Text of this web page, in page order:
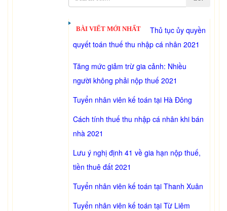
BÀI VIẾT MỚI NHẤT
Thủ tục ủy quyền
quyết toán thuế thu nhập cá nhân 2021
Tăng mức giảm trừ gia cảnh: Nhiều
người không phải nộp thuế 2021
Tuyển nhân viên kế toán tại Hà Đông
Cách tính thuế thu nhập cá nhân khi bán
nhà 2021
Lưu ý nghị định 41 về gia hạn nộp thuế,
tiền thuê đất 2021
Tuyển nhân viên kế toán tại Thanh Xuân
Tuyển nhân viên kế toán tại Từ Liêm